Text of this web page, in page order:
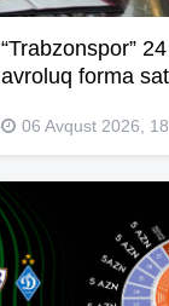
“Trabzonspor”
avroluq forma
06 Avqust 2026,